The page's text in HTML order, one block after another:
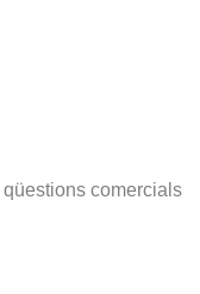
comercials